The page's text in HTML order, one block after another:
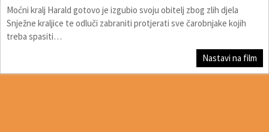
Moćni kralj Harald gotovo je izgubio svoju obitelj zbog zlih djela
Snježne kraljice te odluči zabraniti protjerati sve čarobnjake kojih
treba spasiti…
Nastavi na film